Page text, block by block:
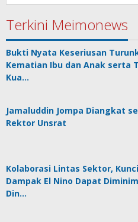
Terkini Meimonews
Bukti Nyata Keseriusan
Kematian Ibu dan Anak serta
Kua…
Jamaluddin Jompa Diangkat
Rektor Unsrat
Kolaborasi Lintas Sektor,
Dampak El Nino Dapat
Din…